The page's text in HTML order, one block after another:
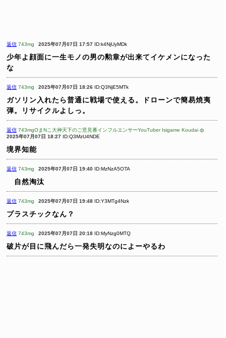
返信 743mg 2025年07月07日 17:57 ID:k4NjUyMDk
少年よ顔面に一生モノの男の勲章が出来てイケメンになった
な
返信 743mg 2025年07月07日 18:26 ID:Q3NjE5MTk
ガソリン入れたら普通に戦場で使える。ドローンで簡易焼夷
弾。リサイクルよしっ。
返信 743mgOまNこ大神天下のご意見番インフルエンサーYouTuber Isigame Koudai ф
2025年07月07日 18:27
ID:Q3MzU4NDE
境界知能
返信 743mg 2025年07月07日 19:40 ID:MzNzA5OTA
自然淘汰
返信 743mg 2025年07月07日 19:48 ID:Y3MTg4Nzk
プラスチックなん？
返信 743mg 2025年07月07日 20:18 ID:MyNzg0MTQ
破片が目に飛んだら一発失明なのによーやるわ